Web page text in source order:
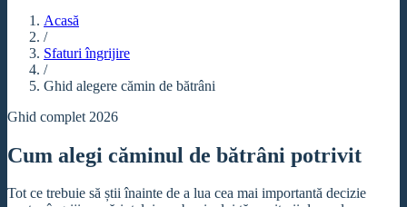
Acasă
/
Sfaturi îngrijire
/
Ghid alegere cămin de bătrâni
Ghid complet 2026
Cum alegi căminul de bătrâni potrivit
Tot ce trebuie să știi înainte de a lua cea mai importantă decizie